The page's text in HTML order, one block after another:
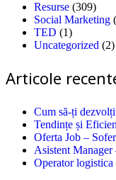
Resurse (309)
Social Marketing
TED (1)
Uncategorized (2)
Articole
Cum să-ți
Tendințe și
Oferta Job –
Asistent Manager
Operator logistica